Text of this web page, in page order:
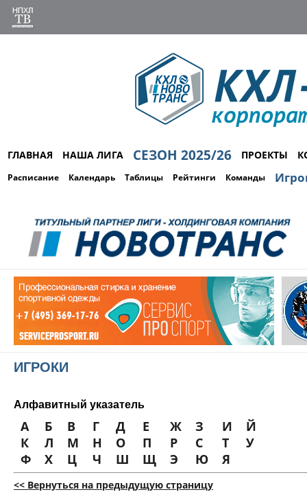
ГЛАВНАЯ НАША ЛИГА СЕЗОН 2025/26 ПРОЕКТЫ
Расписание Календарь Таблицы Рейтинги Команды
ИГРОКИ
Алфавитный указатель
А Б В Г Д Е Ж З И
Й
К
Л М Н О П Р С Т
У
Ф
Х Ц Ч Ш Щ Э Ю Я
<< Вернуться на предыдущую страницу